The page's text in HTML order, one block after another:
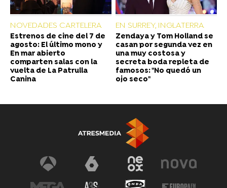
NOVEDADES CARTELERA
Estrenos de cine del 7 de
agosto: El último mono y
En mar abierto
comparten salas con la
vuelta de La Patrulla
Canina
EN SURREY, INGLATERRA
Zendaya y Tom Holland se
casan por segunda vez en
una muy costosa y
secreta boda repleta de
famosos: "No quedó un
ojo seco"